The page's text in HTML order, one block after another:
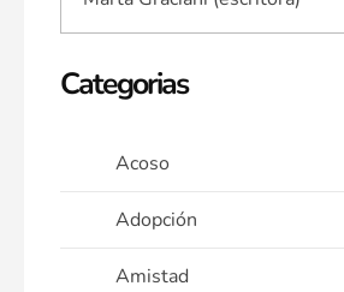
Categorias
Acoso
Adopción
Amistad